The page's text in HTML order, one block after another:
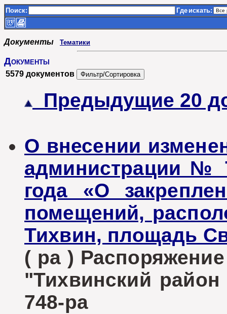
Поиск: Где искать:
Документы Тематики
Документы
5579 документов
Предыдущие 20
О внесении
администрации №
года «О
помещений,
Тихвин, площадь
( ра )
"Тихвинский
748-ра